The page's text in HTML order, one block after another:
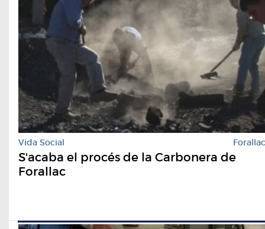
Vida Social Forallac
S'acaba el procés de la Carbonera de
Forallac